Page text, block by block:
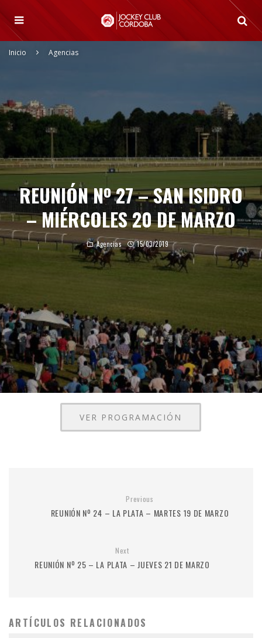
Inicio Agencias
REUNIÓN Nº 27 – SAN ISIDRO
– MIÉRCOLES 20 DE MARZO
Agencias 15/03/2019
VER PROGRAMACIÓN
Previous
REUNIÓN Nº 24 – LA PLATA – MARTES 19 DE MARZO
Next
REUNIÓN Nº 25 – LA PLATA – JUEVES 21 DE MARZO
ARTÍCULOS RELACIONADOS